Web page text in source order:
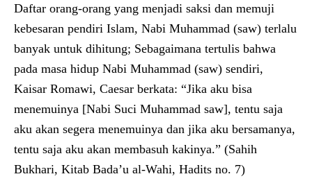
Daftar orang-orang yang menjadi saksi dan memuji
kebesaran pendiri Islam, Nabi Muhammad (saw) terlalu
banyak untuk dihitung; Sebagaimana tertulis bahwa
pada masa hidup Nabi Muhammad (saw) sendiri,
Kaisar Romawi, Caesar berkata: “Jika aku bisa
menemuinya [Nabi Suci Muhammad saw], tentu saja
aku akan segera menemuinya dan jika aku bersamanya,
tentu saja aku akan membasuh kakinya.” (Sahih
Bukhari, Kitab Bada’u al-Wahi, Hadits no. 7)